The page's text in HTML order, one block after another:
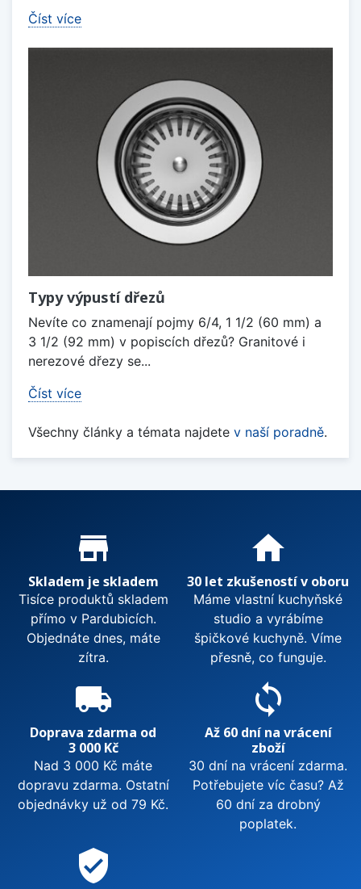
Číst více
Typy výpustí dřezů
Nevíte co znamenají pojmy 6/4, 1 1/2 (60 mm) a
3 1/2 (92 mm) v popiscích dřezů? Granitové i
nerezové dřezy se...
Číst více
Všechny články a témata najdete v naší poradně.
Proč nakupovat u nás?
store_mall_directory
Skladem je skladem
Tisíce produktů skladem
přímo v Pardubicích.
Objednáte dnes, máte
zítra.
home
30 let zkušeností v oboru
Máme vlastní kuchyňské
studio a vyrábíme
špičkové kuchyně. Víme
přesně, co funguje.
local_shipping
Doprava zdarma od
3 000 Kč
Nad 3 000 Kč máte
dopravu zdarma. Ostatní
objednávky už od 79 Kč.
sync
Až 60 dní na vrácení
zboží
30 dní na vrácení zdarma.
Potřebujete víc času? Až
60 dní za drobný
poplatek.
verified_user